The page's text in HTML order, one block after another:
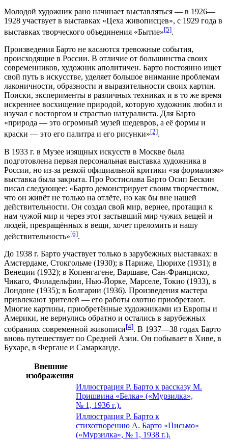
Молодой художник рано начинает выставляться — в 1926—
1928 участвует в выставках «Цеха живописцев», с 1929 года в
выставках творческого объединения «Бытие»[5].
Произведения Барто не касаются тревожные события,
происходящие в России. В отличие от большинства своих
современников, художник аполитичен. Барто постоянно ищет
свой путь в искусстве, уделяет большое внимание проблемам
лаконичности, образности и выразительности своих картин.
Поиски, эксперименты в различных техниках и в то же время
искреннее восхищение природой, которую художник любил и
изучал с восторгом и страстью натуралиста. Для Барто
«природа — это огромный музей шедевров, а её формы и
краски — это его палитра и его рисунки»[2].
В 1933 г. в Музее изящных искусств в Москве была
подготовлена первая персональная выставка художника в
России, но из-за резкой официальной критики «за формализм»
выставка была закрыта. Про Ростислава Барто Осип Бескин
писал следующее: «Барто демонстрирует своим творчеством,
что он живёт не только на отлёте, но как бы вне нашей
действительности. Он создал свой мир, вернее, протащил к
нам чужой мир и через этот застывший мир чужих вещей и
людей, превращённых в вещи, хочет преломить и нашу
действительность»[6].
До 1938 г. Барто участвует только в зарубежных выставках: в
Амстердаме, Стокгольме (1930); в Париже, Цюрихе (1931); в
Венеции (1932); в Копенгагене, Варшаве, Сан-Франциско,
Чикаго, Филадельфии, Нью-Йорке, Марселе, Токио (1933), в
Лондоне (1935); в Болгарии (1936). Произведения мастера
привлекают зрителей — его работы охотно приобретают.
Многие картины, приобретённые художниками из Европы и
Америки, не вернулись обратно и остались в зарубежных
собраниях современной живописи[4]. В 1937—38 годах Барто
вновь путешествует по Средней Азии. Он побывает в Хиве, в
Бухаре, в Фергане и Самарканде.
Внешние
изображения
Иллюстрация Р. Барто к рассказу М.
Пришвина «Белка» («Мурзилка»,
№ 1, 1936 г.).
Иллюстрация Р. Барто к
стихотворению А. Барто «Письмо»
(«Мурзилка», № 1, 1938 г.).